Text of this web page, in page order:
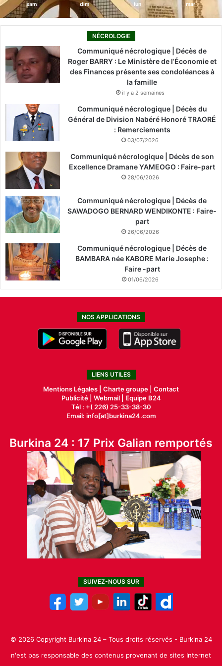
sam dim lun mar
NÉCROLOGIE
Communiqué nécrologique | Décès de
Roger BARRY : Le Ministère de l’Économie et
des Finances présente ses condoléances à
la famille
il y a 2 semaines
Communiqué nécrologique | Décès du
Général de Division Nabéré Honoré TRAORÉ
: Remerciements
03/07/2026
Communiqué nécrologique | Décès de son
Excellence Dramane YAMEOGO : Faire-part
28/06/2026
Communiqué nécrologique | Décès de
SAWADOGO BERNARD WENDIKONTE : Faire-
part
26/06/2026
Communiqué nécrologique | Décès de
BAMBARA née KABORE Marie Josephe :
Faire -part
01/06/2026
NOS APPLICATIONS
LIENS UTILES
Mentions Légales | Charte groupe | Contact
Publicité| Webmail |
Equipe B24
Tél : +( 226) 25-33-38-30
Email: info[at]burkina24.com
Burkina 24 : 17 Prix Galian remportés
SUIVEZ-NOUS SUR
© 2026 Copyright Burkina 24 – Tous droits réservés - Burkina 24
n'est pas responsable des contenus provenant de sites Internet